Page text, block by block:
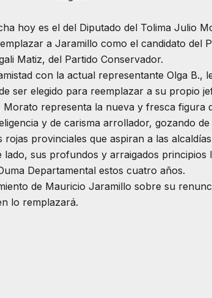
hoy es el del Diputado del Tolima Julio
a Jaramillo como el candidato del
Matiz, del Partido Conservador.
con la actual representante Olga B.,
ser elegido para reemplazar a su propio
representa la nueva y fresca figura
y de carisma arrollador, gozando de
rojas provinciales que aspiran a las
lado, sus profundos y arraigados principios
Departamental estos cuatro años.
de Mauricio Jaramillo sobre su
lo remplazará.